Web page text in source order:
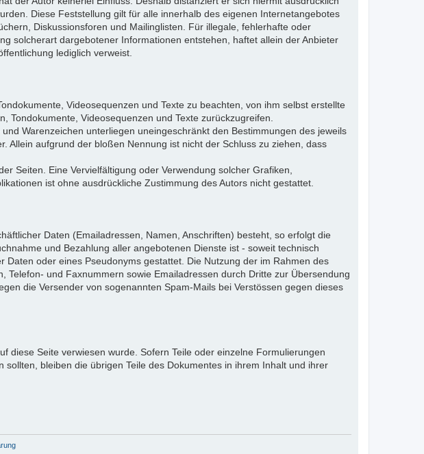
Diese Feststellung gilt für alle innerhalb des eigenen Internetangebotes
Diskussionsforen und Mailinglisten. Für illegale, fehlerhafte oder
solcherart dargebotener Informationen entstehen, haftet allein der Anbieter
lediglich verweist.
Videosequenzen und Texte zu beachten, von ihm selbst erstellte
Tondokumente, Videosequenzen und Texte zurückzugreifen.
Warenzeichen unterliegen uneingeschränkt den Bestimmungen des jeweils
Allein aufgrund der bloßen Nennung ist nicht der Schluss zu ziehen, dass
Seiten. Eine Vervielfältigung oder Verwendung solcher Grafiken,
ist ohne ausdrückliche Zustimmung des Autors nicht gestattet.
Daten (Emailadressen, Namen, Anschriften) besteht, so erfolgt die
und Bezahlung aller angebotenen Dienste ist - soweit technisch
oder eines Pseudonyms gestattet. Die Nutzung der im Rahmen des
und Faxnummern sowie Emailadressen durch Dritte zur Übersendung
die Versender von sogenannten Spam-Mails bei Verstössen gegen dieses
diese Seite verwiesen wurde. Sofern Teile oder einzelne Formulierungen
bleiben die übrigen Teile des Dokumentes in ihrem Inhalt und ihrer